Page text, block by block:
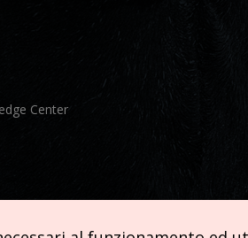
Center